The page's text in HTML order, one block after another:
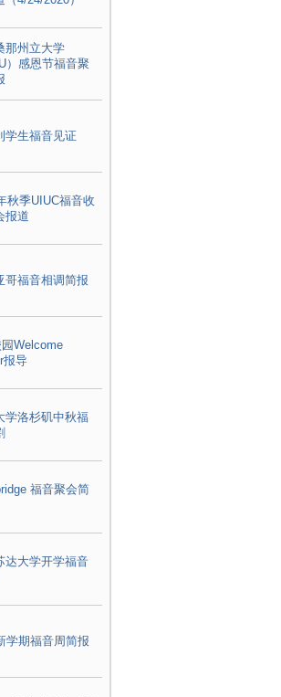
那州立大学
）感恩节福音聚
学生福音见证
秋季UIUC福音收
报道
哥福音相调简报
Welcome
报导
学洛杉矶中秋福
福音聚会简
达大学开学福音
学期福音周简报